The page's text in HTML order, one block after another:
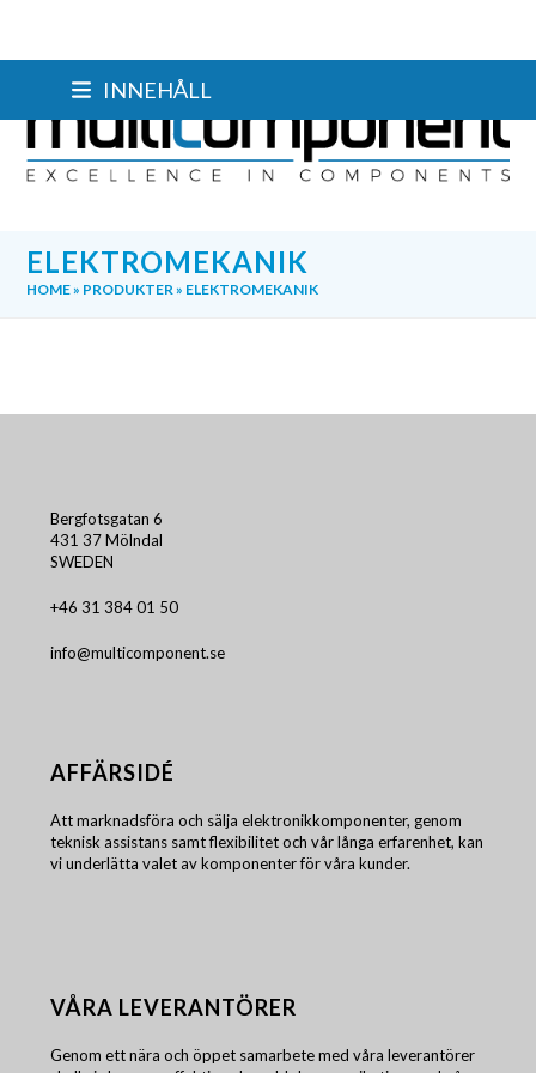
INNEHÅLL
ELEKTROMEKANIK
HOME» PRODUKTER» ELEKTROMEKANIK
Bergfotsgatan 6
431 37 Mölndal
SWEDEN
+46 31 384 01 50
info@multicomponent.se
AFFÄRSIDÉ
Att marknadsföra och sälja elektronikkomponenter, genom
teknisk assistans samt flexibilitet och vår långa erfarenhet, kan
vi underlätta valet av komponenter för våra kunder.
VÅRA LEVERANTÖRER
Genom ett nära och öppet samarbete med våra leverantörer